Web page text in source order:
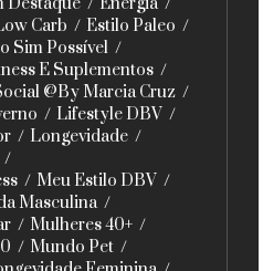
Carb
Estilo Paleo
Sim Possível
E Suplementos
@By Marcia Cruz
Lifestyle DBV
Longevidade
Meu Estilo DBV
Masculina
Mulheres 40+
Mundo Pet